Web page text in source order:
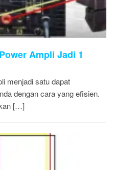
Ampli Jadi 1
menjadi satu dapat
dengan cara yang efisien.
[…]